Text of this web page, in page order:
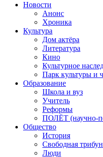
Новости
Анонс
Хроника
Культура
Дом актёра
Литература
Кино
Культурное
Парк культуры и
Образование
Школа и вуз
Учитель
Реформы
ПОЛЁТ (научно-
Общество
История
Свободная
Люди